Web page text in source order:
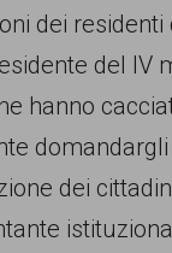
dei
del IV
hanno
dei